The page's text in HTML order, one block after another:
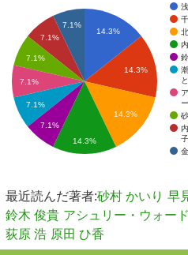
14.3%
14.3%
14.3%
7.1%
7.1%
7.1%
7.1%
7.1%
7.1%
14.3%
最近読んだ著者:砂村 かいり 早
鈴木 俊貴 アシュリー・ウォード
荻原 浩 原田 ひ香